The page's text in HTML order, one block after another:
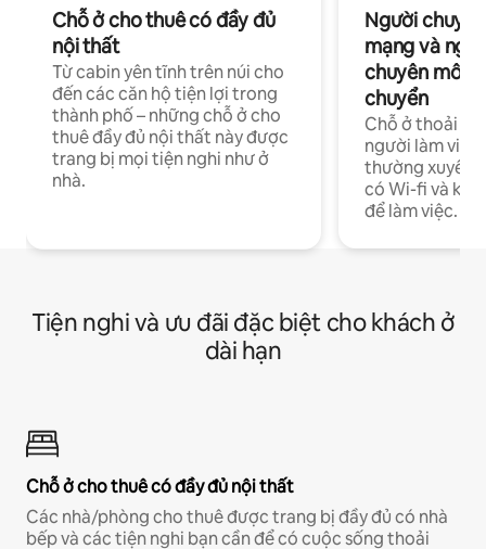
Chỗ ở cho thuê có đầy đủ
nội thất
Từ cabin yên tĩnh trên núi cho
đến các căn hộ tiện lợi trong
thành phố – những chỗ ở cho
thuê đầy đủ nội thất này được
trang bị mọi tiện nghi như ở
nhà.
Người
mạng và
chuyên môn
chuyển
Chỗ ở thoải
người làm việc
thường xuyên
có Wi-fi và
để làm việc.
Tiện nghi và ưu đãi đặc biệt cho khách ở
dài hạn
Chỗ ở cho thuê có đầy đủ nội thất
Các nhà/phòng cho thuê được trang bị đầy đủ có nhà
bếp và các tiện nghi bạn cần để có cuộc sống thoải